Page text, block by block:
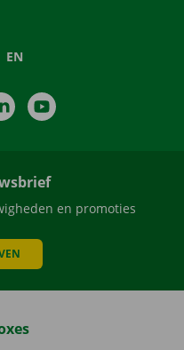
EN
LinkedIn
en promoties